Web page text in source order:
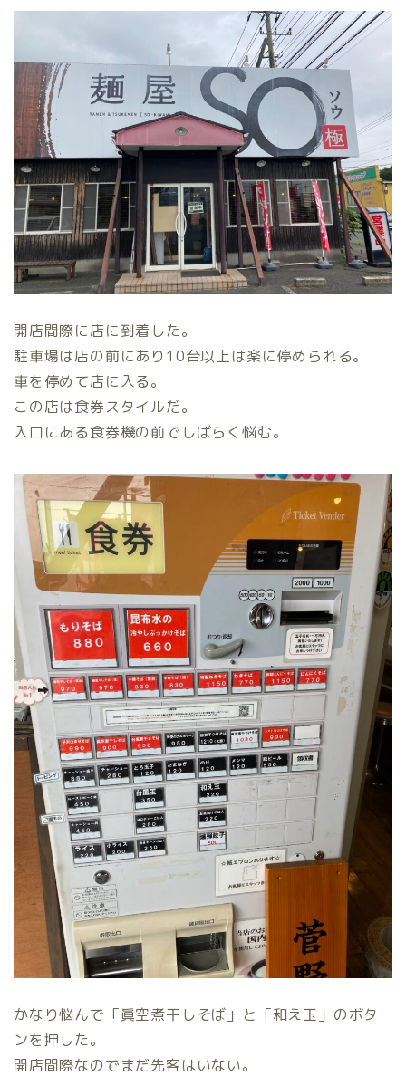
開店間際に店に到着した。
駐車場は店の前にあり10台以上は楽に停められる。
車を停めて店に入る。
この店は食券スタイルだ。
入口にある食券機の前でしばらく悩む。
かなり悩んで「眞空煮干しそば」と「和え玉」のボタ
ンを押した。
開店間際なのでまだ先客はいない。